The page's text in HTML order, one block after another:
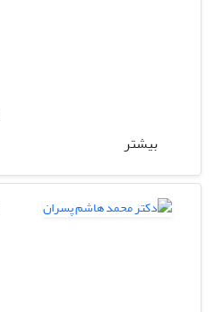
بیشتر